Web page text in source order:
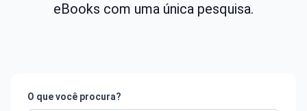
eBooks com uma única pesquisa.
O que você procura?